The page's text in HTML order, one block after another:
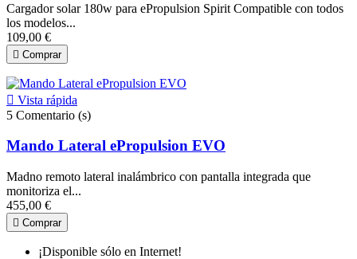
Cargador solar 180w para ePropulsion Spirit Compatible con todos
los modelos...
109,00 €
 Comprar
 Vista rápida
5 Comentario (s)
Mando Lateral ePropulsion EVO
Madno remoto lateral inalámbrico con pantalla integrada que
monitoriza el...
455,00 €
 Comprar
¡Disponible sólo en Internet!